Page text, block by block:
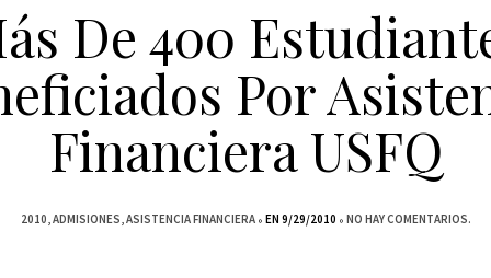
De 400
Por
Financiera USFQ
2010 ADMISIONES ASISTENCIA FINANCIERA EN 9/29/2010 NO HAY COMENTARIOS.